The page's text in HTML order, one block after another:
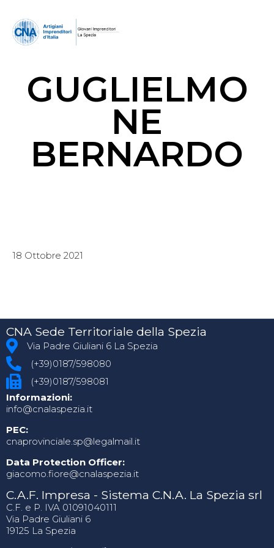
GUGLIELMO
NE
BERNARDO
18 Ottobre 2021
CNA Sede Territoriale della Spezia
Via Padre Giuliani 6 La Spezia
(+39)0187/598080
(+39)0187/598081
Informazioni:
info@cnalaspezia.it
PEC:
cnaprovinciale.sp@legalmail.it
Data Protection Officer:
giacomo.fiore@cnalaspezia.it
C.A.F. Impresa - Sistema C.N.A. La Spezia srl
C.F. e P. IVA 01091040111
Via Padre Giuliani 6
19125 La Spezia